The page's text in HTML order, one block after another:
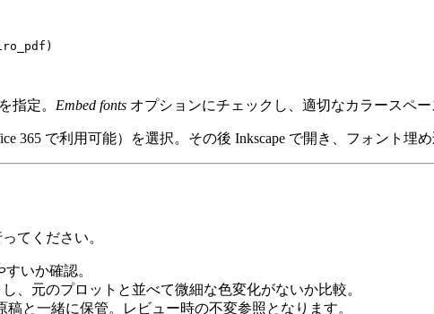
を指定。 Embed fonts オプションにチェックし、適切なカラースペー
365 で利用可能）を選択。その後 Inkscape で開き、フォント埋
てください。
いか確認。
、元のプロットと並べて微細な色変化がないか比較。
と一緒に保管。レビュー時の不変参照となります。